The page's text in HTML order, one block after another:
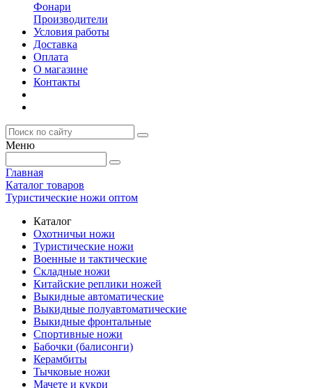
Фонари
Производители
Условия работы
Доставка
Оплата
О магазине
Контакты
Меню
Главная
Каталог товаров
Туристические ножи оптом
Каталог
Охотничьи ножи
Туристические ножи
Военные и тактические
Складные ножи
Китайские реплики ножей
Выкидные автоматические
Выкидные полуавтоматические
Выкидные фронтальные
Спортивные ножи
Бабочки (балисонги)
Керамбиты
Тычковые ножи
Мачете и кукри